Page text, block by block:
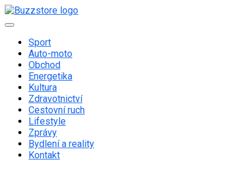
Skip
to
Primary
Sport
Auto-moto
Obchod
Energetika
Kultura
Zdravotnictví
Cestovní ruch
Lifestyle
Zprávy
Bydlení a reality
Kontakt